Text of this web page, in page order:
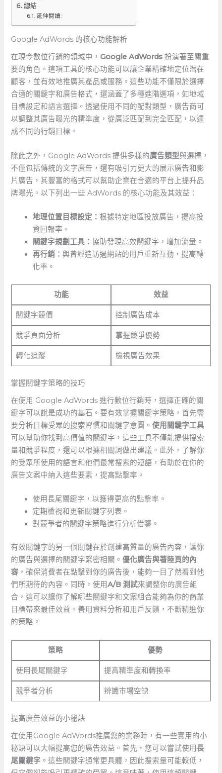
總結
延伸閱讀:
Google⁣ AdWords 的核心功能解析
在現今數位行銷的領域中，Google AdWords ‌扮演著至關重
要的角色。這項工具的核心功能可以讓企業精確地定位潛在
顧客，並有效地推廣其產品或服務。這些功能不僅限於選擇
合適的關鍵字和廣告格式，還涵蓋了多種進階選項，如地域
目標設定和語言選擇。透過使用不同的配對類型，廣告商可
以調整其廣告曝光的精準度，從廣泛匹配到完全匹配，以達
成不同的行銷目標。
除此之外，Google AdWords 提供多樣的廣告類型與選擇，
不僅包括傳統的文字廣告，還有吸引力更大的展示廣告和影
片廣告，其豐富的格式可以幫助企業在合適的平台上提升品
牌曝光。以下列出一些⁣ AdWords 的核心功能及其效益：
地理位置目標設定：根據特定地區投放廣告，提高投
資回報率。
關鍵字規劃工具：協助發現高效關鍵字，增加流量。
再行銷：與曾經造訪過網站的用戶重新互動，提高轉
化率。
功能 效益
關鍵字競價 控制廣告成本
競爭頁面分析 掌握競爭優勢
轉化追蹤 檢視廣告效果
掌握關鍵字策略的技巧
在使用 Google AdWords 進行數位行銷時，選擇正確的關
鍵字可以說是成功的基石。要有效掌握關鍵字策略，首先需
要分析目標受眾的搜索習慣和關鍵字意圖。使用關鍵字工具
可以幫助你找到高價值的關鍵字，這些工具不僅能提供搜索
量和競爭程度，還可以根據相關詞做出建議。此外，了解你
的受眾所使用的語言和他們最常搜索的短語，有助於在你的
廣告文案中納入這些要素，提高點擊率。
使用長尾關鍵字，以獲得更高的點擊率。
定期檢視和更新關鍵字列表。
對競爭者的關鍵字策略進行分析借鑒。
有效關鍵字的另一個關鍵在於創建高質量的廣告內容，讓你
的廣告與選擇的關鍵字緊密相關。優化廣告與著陸頁的內
容 ，確保消費者在點擊到你的廣告後，能夠一目了然看到他
們所期待的內容。同時，使用A/B 測試來調整你的廣告組
合，這可以讓你了解哪些關鍵字和文案組合能夠為你的商業
目標帶來最佳效益。善用資料分析和用戶反饋，不斷精進你
的策略。
策略 優勢
使用長尾關鍵字 提高精準度和轉換率
競爭者分析 辨識市場空缺
提高廣告效益的小秘訣
在使用Google AdWords推廣您的業務時，有一些實用的小
秘訣可以大幅提高您的廣告效益。首先，您可以嘗試使用長
尾關鍵字 。這些關鍵字通常更具體，因此搜索量可能較低，